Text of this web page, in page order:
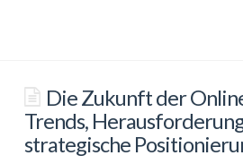
VESTI
PIĆA
Die Zukunft der
Trends,
strategische